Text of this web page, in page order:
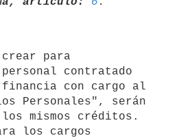
contratado
con cargo al
Personales", serán
mismos créditos.